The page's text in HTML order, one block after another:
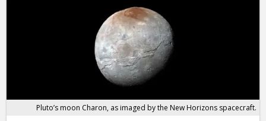
Pluto’s moon Charon, as imaged by the New Horizons spacecraft.